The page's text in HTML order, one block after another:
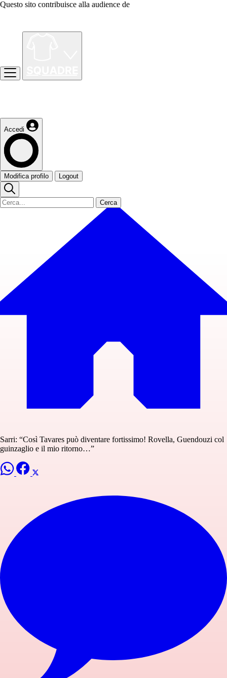
Questo sito contribuisce alla audience de
Accedi
Modifica profilo Logout
Cerca
Sarri: “Così Tavares può diventare fortissimo! Rovella, Guendouzi col
guinzaglio e il mio ritorno…”